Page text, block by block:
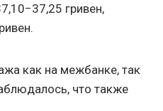
гривен,
как на межбанке, так
что также